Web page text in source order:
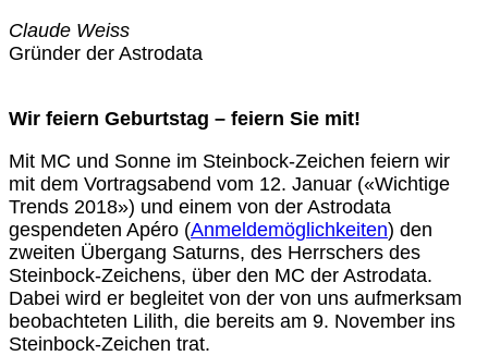
Claude Weiss
Gründer der Astrodata
Wir feiern Geburtstag – feiern Sie mit!
Mit MC und Sonne im Steinbock-Zeichen feiern wir
mit dem Vortragsabend vom 12. Januar («Wichtige
Trends 2018») und einem von der Astrodata
gespendeten Apéro (Anmeldemöglichkeiten) den
zweiten Übergang Saturns, des Herrschers des
Steinbock-Zeichens, über den MC der Astrodata.
Dabei wird er begleitet von der von uns aufmerksam
beobachteten Lilith, die bereits am 9. November ins
Steinbock-Zeichen trat.